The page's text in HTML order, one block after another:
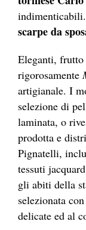
scarpe da
Eleganti, frutto
rigorosamente
artigianale. I
selezione di
laminata, o
prodotta e
Pignatelli,
tessuti
gli abiti della
selezionata
delicate ed al